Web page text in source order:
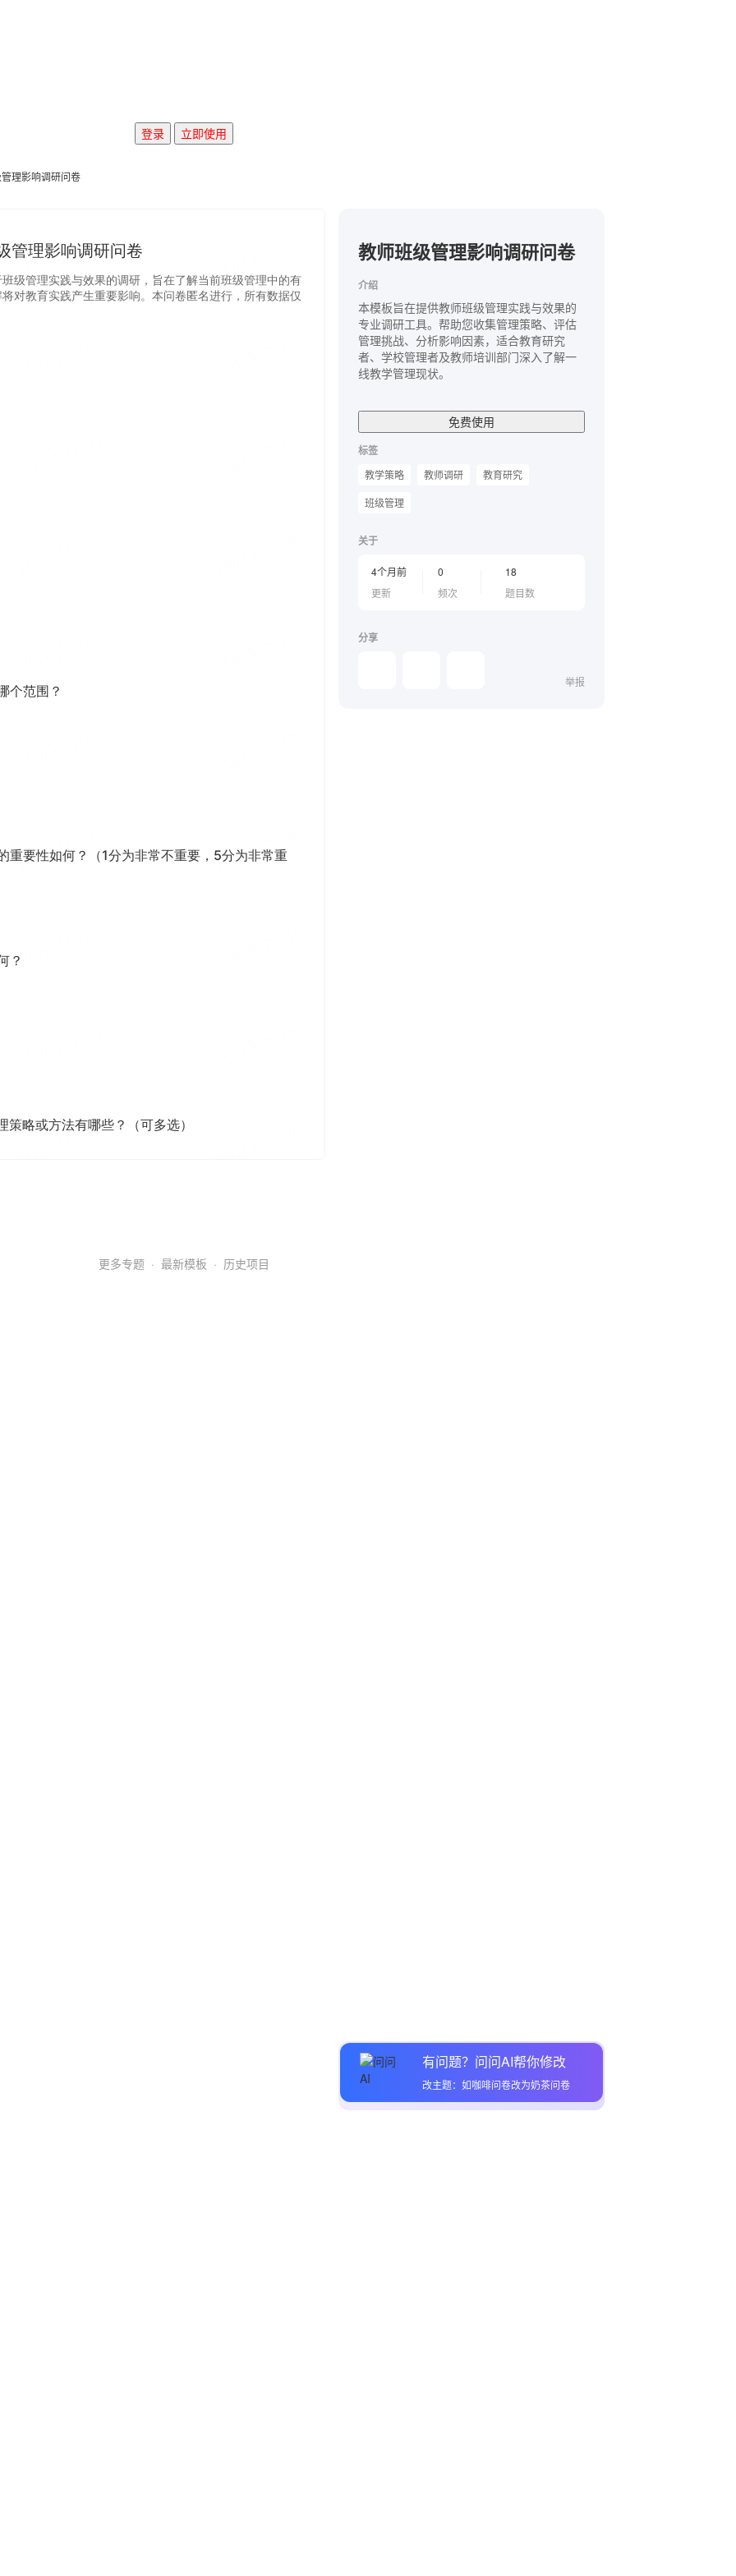
登录 立即使用
理影响调研问卷
教师班级管理影响调研问卷
介绍
本模板旨在提供教师班级管理实践与效果的
专业调研工具。帮助您收集管理策略、评估
管理挑战、分析影响因素，适合教育研究
者、学校管理者及教师培训部门深入了解一
线教学管理现状。
免费使用
标签
教学策略 教师调研
教育研究
班级管理
关于
4个月前
更新
0
频次
18
题目数
分享
举报
有问题？问问AI帮你修改
改主题：如咖啡问卷改为奶茶问卷
更多专题 · 最新模板 · 历史项目